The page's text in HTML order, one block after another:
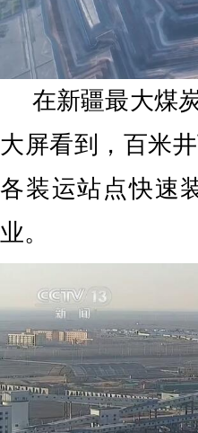
在新疆最大煤
大屏看到，百米
各装运站点快速
业。